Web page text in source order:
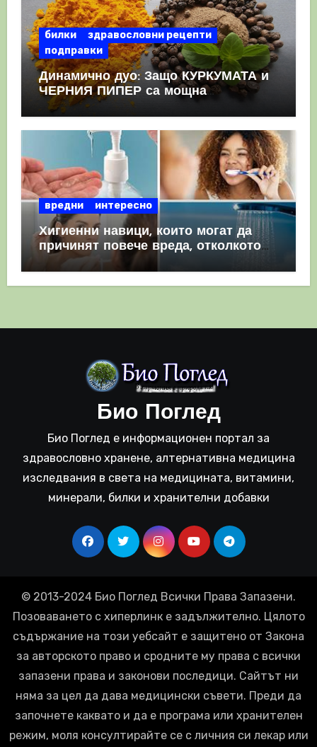
билки
здравословни рецепти
подправки
Динамично дуо: Защо КУРКУМАТА и
ЧЕРНИЯ ПИПЕР са мощна
комбинация
вредни интересно
Хигиенни навици, които могат да
причинят повече вреда, отколкото
полза
Био Поглед
Био Поглед е информационен портал за
здравословно хранене, алтернативна медицина
изследвания в света на медицината, витамини,
минерали, билки и хранителни добавки
© 2013-2024 Био Поглед Всички Права Запазени.
Позоваването с хиперлинк е задължително. Цялото
съдържание на този уебсайт е защитено от Закона
за авторското право и сродните му права с всички
запазени права и законови последици. Сайтът ни
няма за цел да дава медицински съвети. Преди да
започнете каквато и да е програма или хранителен
режим, моля консултирайте се с личния си лекар или